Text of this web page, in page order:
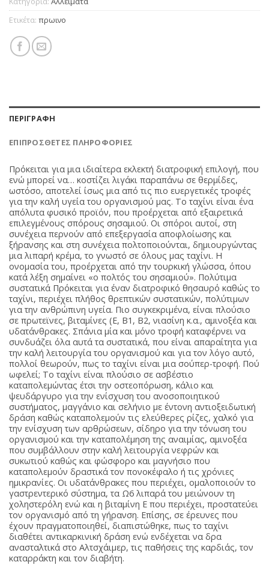
Ετικέτα: πρωινο
ΠΕΡΙΓΡΑΦΉ
ΕΠΙΠΡΌΣΘΕΤΕΣ ΠΛΗΡΟΦΟΡΊΕΣ
Πρόκειται για μια ιδιαίτερα εκλεκτή διατροφική επιλογή, που
ενώ μπορεί να… κοστίζει λιγάκι παραπάνω σε θερμίδες,
ωστόσο, αποτελεί ίσως μια από τις πιο ευεργετικές τροφές
για την καλή υγεία του οργανισμού μας. Το ταχίνι είναι ένα
απόλυτα φυσικό προϊόν, που προέρχεται από εξαιρετικά
επιλεγμένους σπόρους σησαμιού. Οι σπόροι αυτοί, στη
συνέχεια περνούν από επεξεργασία αποφλοίωσης και
ξήρανσης και στη συνέχεια πολτοποιούνται, δημιουργώντας
μια λιπαρή κρέμα, το γνωστό σε όλους μας ταχίνι. Η
ονομασία του, προέρχεται από την τουρκική γλώσσα, όπου
κατά λέξη σημαίνει «ο πολτός του σησαμιού». Πολύτιμα
συστατικά Πρόκειται για έναν διατροφικό θησαυρό καθώς το
ταχίνι, περιέχει πλήθος θρεπτικών συστατικών, πολύτιμων
για την ανθρώπινη υγεία. Πιο συγκεκριμένα, είναι πλούσιο
σε πρωτεϊνες, βιταμίνες (Ε, Β1, Β2, νιασίνη κ.α., αμινοξέα και
υδατάνθρακες. Σπάνια μία και μόνο τροφή καταφέρνει να
συνδυάζει όλα αυτά τα συστατικά, που είναι απαραίτητα για
την καλή λειτουργία του οργανισμού και για τον λόγο αυτό,
πολλοί θεωρούν, πως το ταχίνι είναι μια σούπερ-τροφή. Πού
ωφελεί; Το ταχίνι είναι πλούσιο σε ασβέστιο
καταπολεμώντας έτσι την οστεοπόρωση, κάλιο και
ψευδάργυρο για την ενίσχυση του ανοσοποιητικού
συστήματος, μαγγάνιο και σελήνιο με έντονη αντιοξειδωτική
δράση καθώς καταπολεμούν τις ελεύθερες ρίζες, χαλκό για
την ενίσχυση των αρθρώσεων, σίδηρο για την τόνωση του
οργανισμού και την καταπολέμηση της αναιμίας, αμινοξέα
που συμβάλλουν στην καλή λειτουργία νεφρών και
συκωτιού καθώς και φώσφορο και μαγνήσιο που
καταπολεμούν δραστικά τον πονοκέφαλο ή τις χρόνιες
ημικρανίες. Οι υδατάνθρακες που περιέχει, ομαλοποιούν το
γαστρεντερικό σύστημα, τα Ω6 λιπαρά του μειώνουν τη
χοληστερόλη ενώ και η βιταμίνη Ε που περιέχει, προστατεύει
τον οργανισμό από τη γήρανση. Επίσης, σε έρευνες που
έχουν πραγματοποιηθεί, διαπιστώθηκε, πως το ταχίνι
διαθέτει αντικαρκινική δράση ενώ ενδέχεται να δρα
ανασταλτικά στο Αλτσχάιμερ, τις παθήσεις της καρδιάς, τον
καταρράκτη και τον διαβήτη.